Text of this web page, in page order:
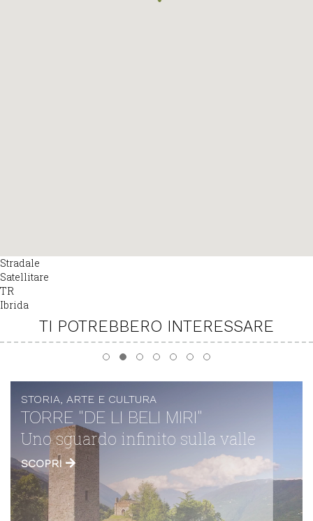
Stradale
Satellitare
TR
Ibrida
TI POTREBBERO INTERESSARE
STORIA, ARTE E CULTURA
TORRE "DE LI BELI MIRI"
Uno sguardo infinito sulla valle
SCOPRI